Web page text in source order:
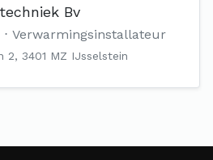
Bv
Verwarmingsinstallateur
2, 3401 MZ IJsselstein